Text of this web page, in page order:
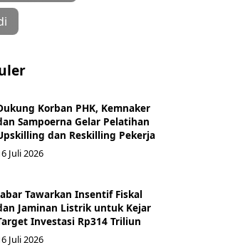
Korban PHK, Kemnaker
Sampoerna Gelar Pelatihan
dan Reskilling Pekerja
Juli 2026
Tawarkan Insentif Fiskal
Jaminan Listrik untuk Kejar
Investasi Rp314 Triliun
Juli 2026